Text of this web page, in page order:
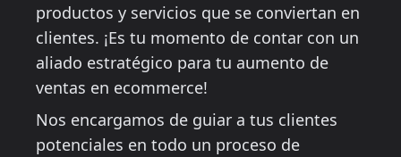
productos y servicios que se conviertan en
clientes. ¡Es tu momento de contar con un
aliado estratégico para tu aumento de
ventas en ecommerce!
Nos encargamos de guiar a tus clientes
potenciales en todo un proceso de